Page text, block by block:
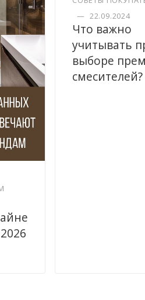
— 22.09.2024
Что важно
учитывать
выборе
смесителей?